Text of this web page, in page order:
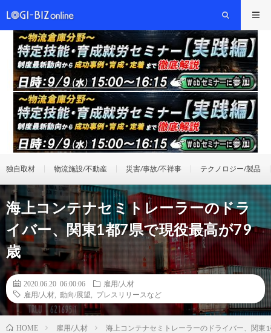
独自取材 物流施設/不動産 災害/事故/不祥事 テクノロジー/製品
海上コンテナセミトレーラーのドラ
イバー、関東1都7県で現役最高が79
歳
2020.06.20 06:00:06
雇用/人材
雇用/人材
動向/展望 プレスリリースなど
HOME 雇用/人材 海上コンテナセミトレーラーのドライバー、関東